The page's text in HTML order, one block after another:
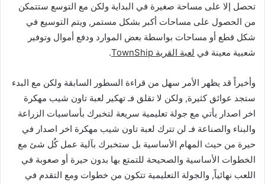
تحصل إلا على مساحة صغيرة في البداية ولكن مع التوسع ستتمكن
من الحصول على مساحات أكبر بشكل مستمر, ويتم التوسيع في
شكل قطع أو مساحات بواسطة بعض الموارد ودفع أموال وتوفير
شعبية معينة في لعبة القرية TownShip .
وأخيراً قد يظهر الأمر سهل من قراءة السطور السابقة ولكن مع البدء
ستجد عوائق كثيرة, ولكن لا تقلق فـ تهكير لعبة تاون شيب مهكرة
اخر اصدار يأتي مع جولة تعليمية سريعة لتخبرك بأساسيات الزراعة
والبناء والصناعة فـ لن تترك لعبة تاون شيب مهكرة اخر اصدار في
حيرة من حيث المهام الأساسية بل ستخبرك بآلية عمل كٌل شئ مع
الخطوات الأساسية والصحيحة للتمتع بها بدون حيرة أو صعوبة في
اللعب نهائياً, والجولة التعليمية تتكون من خطوات ومع التقدم في